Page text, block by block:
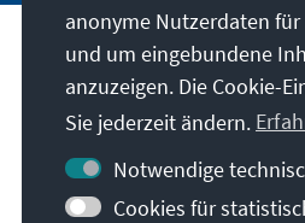
Anschrift
Kontakt
Besuchen Sie auch
anonyme Nutzerdaten
und um eingebundene
anzuzeigen. Die Cookie-
Sie jederzeit ändern.
Notwendige
Cookies für